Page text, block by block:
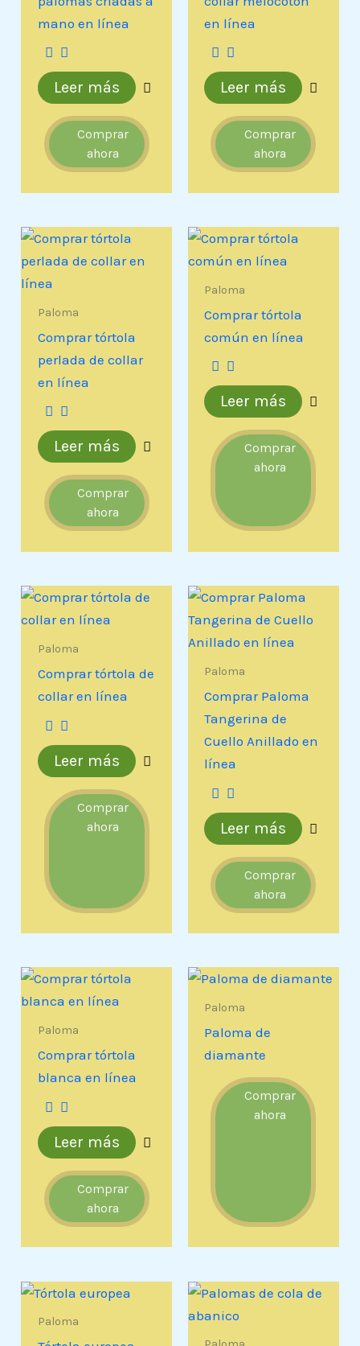
mano en línea
Leer más
Comprar
ahora
en línea
Leer más
Comprar
ahora
Paloma
Comprar tórtola
perlada de collar
en línea
Leer más
Comprar
ahora
Paloma
Comprar tórtola
común en línea
Leer más
Comprar
ahora
Paloma
Comprar tórtola de
collar en línea
Leer más
Comprar
ahora
Paloma
Comprar Paloma
Tangerina de
Cuello Anillado en
línea
Leer más
Comprar
ahora
Paloma
Comprar tórtola
blanca en línea
Leer más
Comprar
ahora
Paloma
Paloma de
diamante
Comprar
ahora
Paloma